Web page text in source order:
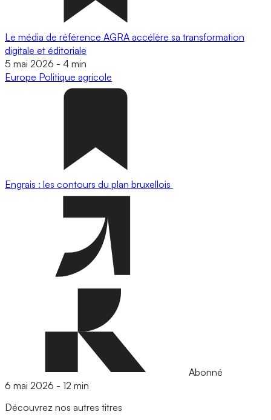
Le média de référence AGRA accélère sa transformation
digitale et éditoriale
5 mai 2026 - 4 min
Europe Politique agricole
Engrais : les contours du plan bruxellois
Abonné
6 mai 2026 - 12 min
Découvrez nos autres titres